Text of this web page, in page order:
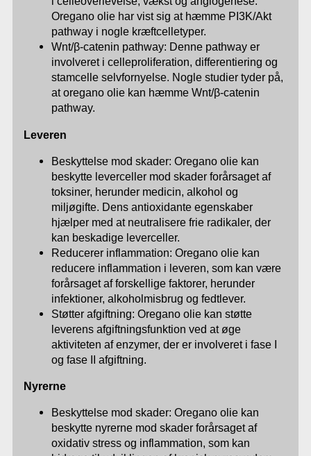
Oregano olie har vist sig at hæmme PI3K/Akt
pathway i nogle kræftcelletyper.
Wnt/β-catenin pathway: Denne pathway er
involveret i celleproliferation, differentiering og
stamcelle selvfornyelse. Nogle studier tyder på,
at oregano olie kan hæmme Wnt/β-catenin
pathway.
Leveren
Beskyttelse mod skader: Oregano olie kan
beskytte leverceller mod skader forårsaget af
toksiner, herunder medicin, alkohol og
miljøgifte. Dens antioxidante egenskaber
hjælper med at neutralisere frie radikaler, der
kan beskadige leverceller.
Reducerer inflammation: Oregano olie kan
reducere inflammation i leveren, som kan være
forårsaget af forskellige faktorer, herunder
infektioner, alkoholmisbrug og fedtlever.
Støtter afgiftning: Oregano olie kan støtte
leverens afgiftningsfunktion ved at øge
aktiviteten af enzymer, der er involveret i fase I
og fase II afgiftning.
Nyrerne
Beskyttelse mod skader: Oregano olie kan
beskytte nyrerne mod skader forårsaget af
oxidativ stress og inflammation, som kan